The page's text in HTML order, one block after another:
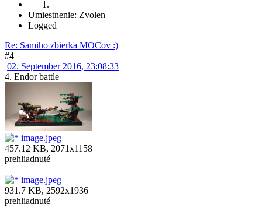
Umiestnenie: Zvolen
Logged
Re: Samiho zbierka MOCov :)
#4
02. September 2016, 23:08:33
4. Endor battle
image.jpeg
457.12 KB, 2071x1158
prehliadnuté
image.jpeg
931.7 KB, 2592x1936
prehliadnuté